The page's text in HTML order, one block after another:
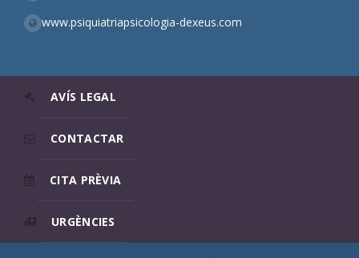
www.psiquiatriapsicologia-dexeus.com
AVÍS LEGAL
CONTACTAR
CITA PRÈVIA
URGÈNCIES